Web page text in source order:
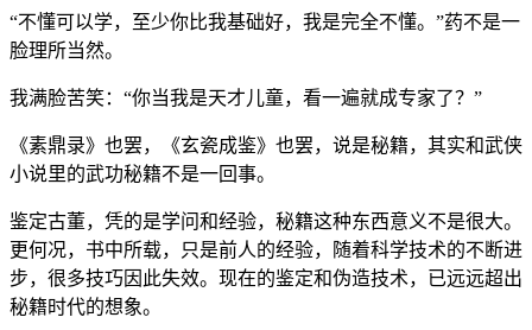
“不懂可以学，至少你比我基础好，我是完全不懂。”药不是一
脸理所当然。
我满脸苦笑：“你当我是天才儿童，看一遍就成专家了？”
《素鼎录》也罢，《玄瓷成鉴》也罢，说是秘籍，其实和武侠
小说里的武功秘籍不是一回事。
鉴定古董，凭的是学问和经验，秘籍这种东西意义不是很大。
更何况，书中所载，只是前人的经验，随着科学技术的不断进
步，很多技巧因此失效。现在的鉴定和伪造技术，已远远超出
秘籍时代的想象。